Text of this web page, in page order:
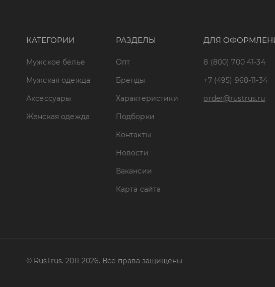
КАТЕГОРИИ
Мужское белье
Мужская одежда
Аксессуары
Женская одежда
РАЗДЕЛЫ
Опт
Бренды
Характеристики
Подборки
Контакты
Новости
Вакансии
Карта сайта
ДЛЯ
8 (800) 700 41-34
+7 (495) 968-11-34
order@rustrus.ru
© RusTrus. 2011-2026. Все права защищены